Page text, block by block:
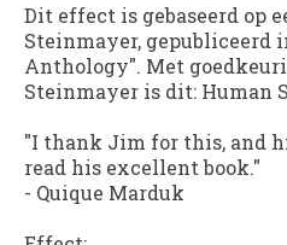
Dit effect is gebaseerd op
Steinmayer, gepubliceerd
Anthology". Met
Steinmayer is dit: Human
"I thank Jim for this, and
read his excellent book."
- Quique Marduk